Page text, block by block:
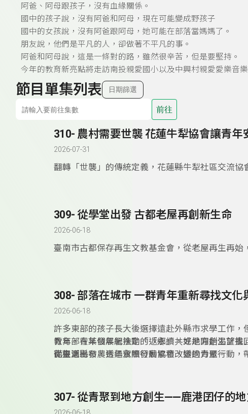
阿爸、阿母跟孩子，沒有血緣關係。
國中的孩子說，沒有阿爸和阿母，現在可能變成野孩子
國中的女孩說，沒有阿爸跟阿母，她可能在部落當媽媽了。
朋友說，他們是平凡的人，卻做著不平凡的事。
阿爸和阿母說，這是一條對的路，雖然很辛苦，但是要堅持。
今年的教育新亮點將走訪南投親愛國小以及中興村親愛愛樂音
節目單集列表 日期篩選
前往
310- 農村需要世襲 花蓮牛犁協會讓青年
2026-07-31
翻轉「世襲」的傳統定義，花蓮縣牛犁社區交流協
309- 從學堂出發 古都老屋再創新生命
2026-06-18
臺南市古都保存再生文教基金會，從老屋再生再始
308- 部落在城市 一群青年重新尋找文化
2026-06-18
許多東部的孩子長大後選擇遠赴外縣市求學工作，
青年，在某個年紀決定「返鄉」，或是開始渴望找
化根源。
教育部青年發展署推動的「永續共好地方創生計畫
從生活出發，透過實際行動累積改變的力量。
而臺東縣布農青年永續發展協會，透過青聚行動，
307- 從青聚到地方創生——鹿港囝仔的